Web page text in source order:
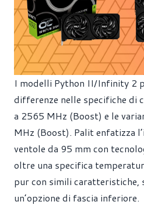
I modelli Python II/Infinity 2
differenze nelle specifiche di
a 2565 MHz (Boost) e le
MHz (Boost). Palit enfatizza
ventole da 95 mm con
oltre una specifica
pur con simili caratteristiche,
un’opzione di fascia inferiore.